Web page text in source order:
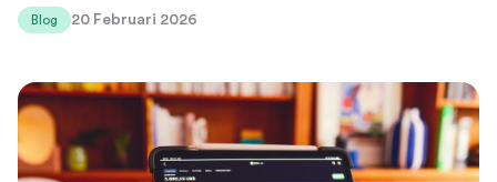
Blog 20 Februari 2026